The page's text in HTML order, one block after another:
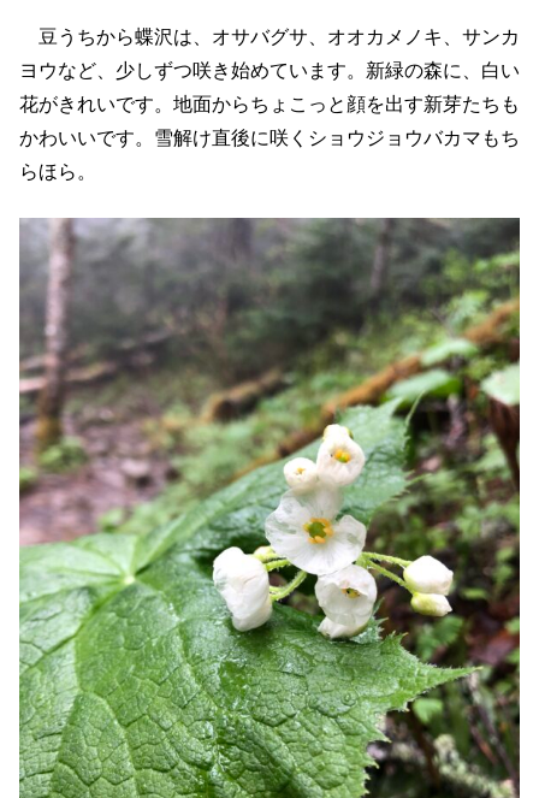
豆うちから蝶沢は、オサバグサ、オオカメノキ、サンカ
ヨウなど、少しずつ咲き始めています。新緑の森に、白い
花がきれいです。地面からちょこっと顔を出す新芽たちも
かわいいです。雪解け直後に咲くショウジョウバカマもち
らほら。